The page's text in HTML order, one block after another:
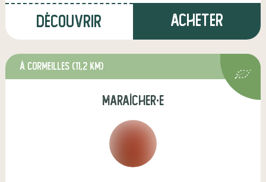
Découvrir Acheter
à Cormeilles (11,2 km)
maraîcher·e